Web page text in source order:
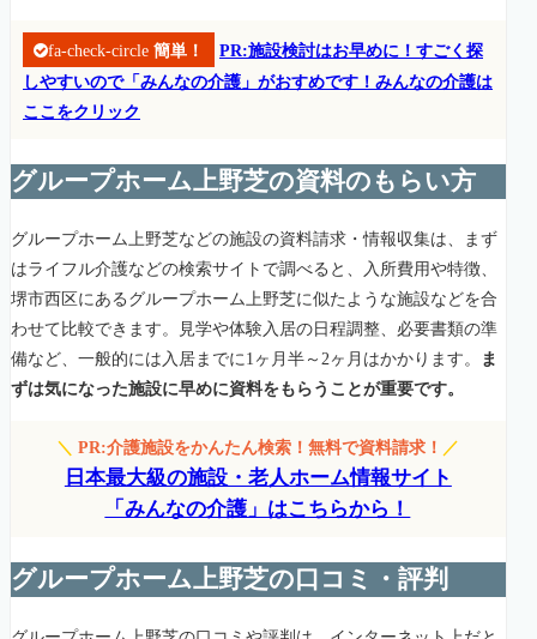
fa-check-circle 簡単！
PR:施設検討はお早めに！すごく探
しやすいので「みんなの介護」がおすめです！みんなの介護は
ここをクリック
グループホーム上野芝の資料のもらい方
グループホーム上野芝などの施設の資料請求・情報収集は、まず
はライフル介護などの検索サイトで調べると、入所費用や特徴、
堺市西区にあるグループホーム上野芝に似たような施設などを合
わせて比較できます。見学や体験入居の日程調整、必要書類の準
備など、一般的には入居までに1ヶ月半～2ヶ月はかかります。
ま
ずは気になった施設に早めに資料をもらうことが重要です。
＼PR:介護施設をかんたん検索！無料で資料請求！ ／
日本最大級の施設・老人ホーム情報サイト
「みんなの介護」はこちらから！
グループホーム上野芝の口コミ・評判